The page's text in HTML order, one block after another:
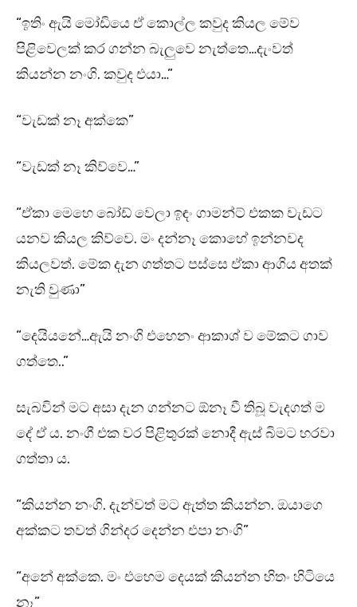
“ඉතිං ඇයි මෝඩියෙ ඒ කොල්ල කවුද කියල මේව
පිළිවෙලක් කර ගන්න බැලුවෙ නැත්තෙ…දැංවත්
කියන්න නංගි. කවුද එයා…”
“වැඩක් නෑ අක්කෙ”
“වැඩක් නෑ කිව්වෙ…”
“ඒකා මෙහෙ බෝඩ් වෙලා ඉඳං ගාමන්ට් එකක වැඩට
යනව කියල කිව්වෙ. මං දන්නෑ කොහේ ඉන්නවද
කියලවත්. මේක දැන ගත්තට පස්සෙ ඒකා ආගිය අතක්
නැති වුණා”
“දෙයියනේ…ඇයි නංගි එහෙනං ආකාශ් ව මේකට ගාව
ගත්තෙ..”
සැබවින් මට අසා දැන ගන්නට ඕනෑ වී තිබූ වැදගත් ම
දේ ඒ ය. නංගී එක වර පිළිතුරක් නොදී ඇස් බිමට හරවා
ගත්තා ය.
“කියන්න නංගි. දැන්වත් මට ඇත්ත කියන්න. ඔයාගෙ
අක්කට තවත් ගින්දර දෙන්න එපා නංගි”
“අනේ අක්කෙ. මං එහෙම දෙයක් කියන්න හිතං හිටියෙ
නෑ”